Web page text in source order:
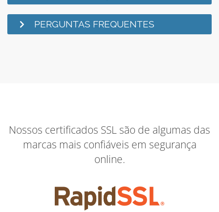
PERGUNTAS FREQUENTES
Nossos certificados SSL são de algumas das
marcas mais confiáveis em segurança
online.